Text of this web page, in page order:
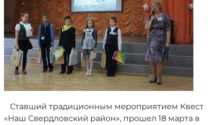
Ставший традиционным мероприятием Квест
«Наш Свердловский район», прошел 18 марта в